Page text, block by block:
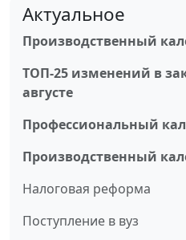
Актуальное
Производственный
ТОП-25 изменений в
августе
Профессиональный
Производственный
Налоговая реформа
Поступление в вуз